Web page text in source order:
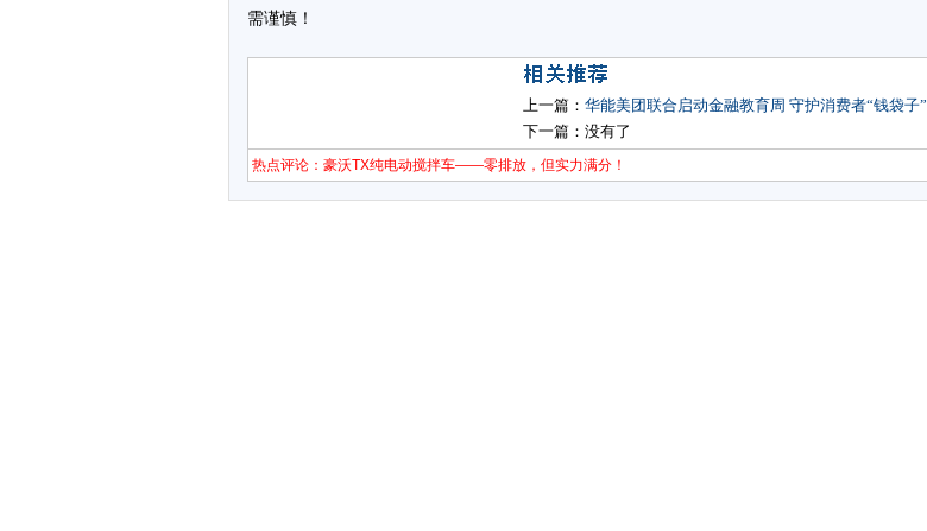
需谨慎！
上一篇： 华能美团联合启动金融教育周 守护消费者“钱袋子”
下一篇：没有了
热点评论：豪沃TX纯电动搅拌车——零排放，但实力满分！